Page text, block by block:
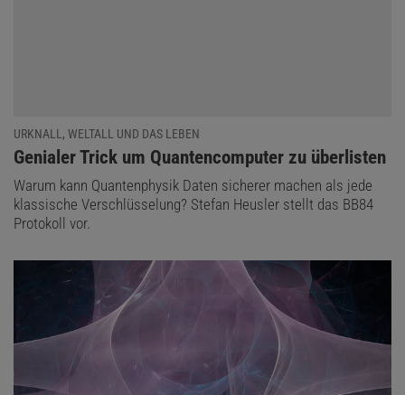
URKNALL, WELTALL UND DAS LEBEN
:
Genialer Trick um Quantencomputer zu überlisten
Warum kann Quantenphysik Daten sicherer machen als jede
klassische Verschlüsselung? Stefan Heusler stellt das BB84
Protokoll vor.